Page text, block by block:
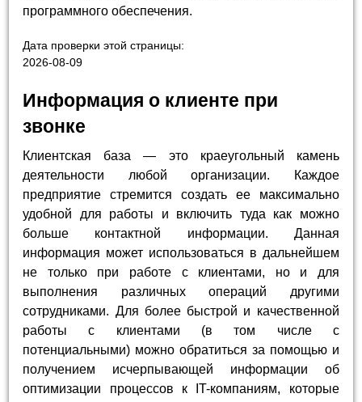
программного обеспечения.
Дата проверки этой страницы:
2026-08-09
Информация о клиенте при
звонке
Клиентская база — это краеугольный камень
деятельности любой организации. Каждое
предприятие стремится создать ее максимально
удобной для работы и включить туда как можно
больше контактной информации. Данная
информация может использоваться в дальнейшем
не только при работе с клиентами, но и для
выполнения различных операций другими
сотрудниками. Для более быстрой и качественной
работы с клиентами (в том числе с
потенциальными) можно обратиться за помощью и
получением исчерпывающей информации об
оптимизации процессов к IT-компаниям, которые